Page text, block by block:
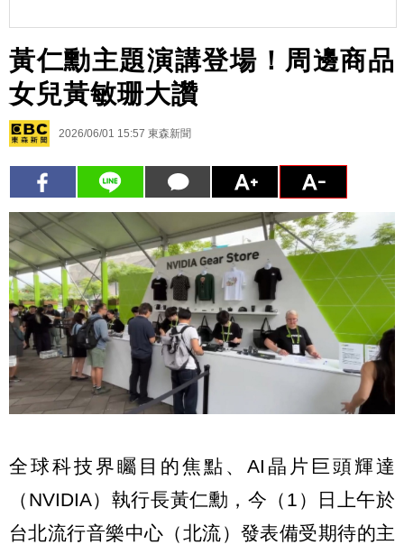
黃仁勳主題演講登場！周邊商品
女兒黃敏珊大讚
2026/06/01 15:57 東森新聞
全球科技界矚目的焦點、AI晶片巨頭輝達
（NVIDIA）執行長黃仁勳，今（1）日上午於
台北流行音樂中心（北流）發表備受期待的主